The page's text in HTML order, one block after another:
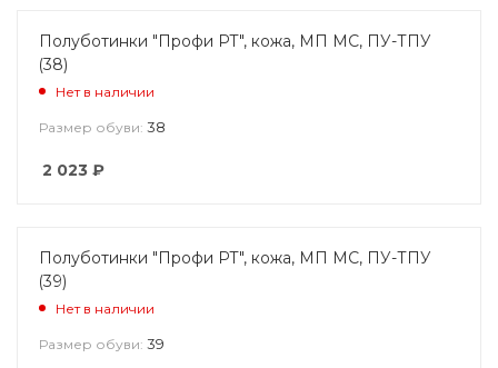
Полуботинки "Профи РТ", кожа, МП МС, ПУ-ТПУ
(38)
Нет в наличии
Размер обуви: 38
2 023 ₽
Полуботинки "Профи РТ", кожа, МП МС, ПУ-ТПУ
(39)
Нет в наличии
Размер обуви: 39